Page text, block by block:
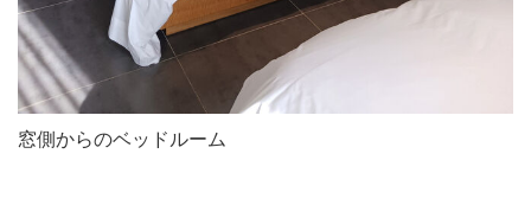
窓側からのベッドルーム